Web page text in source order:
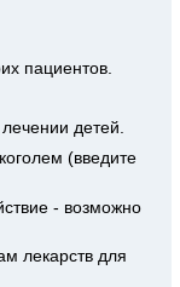
пациентов.
детей.
(введите
- возможно
лекарств для